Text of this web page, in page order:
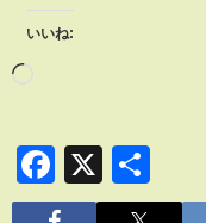
いいね:
Facebook
X
有